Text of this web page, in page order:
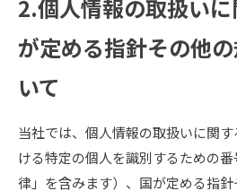
2.個人情報の取扱い
が定める指針その他
いて
当社では、個人情報の取扱いに関
ける特定の個人を識別するための
律」を含みます）、国が定める指